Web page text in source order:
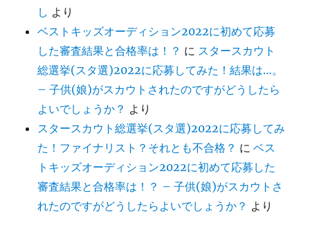
し より
ベストキッズオーディション2022に初めて応募
した審査結果と合格率は！？ に スタースカウト
総選挙(スタ選)2022に応募してみた！結果は…。
– 子供(娘)がスカウトされたのですがどうしたら
よいでしょうか？ より
スタースカウト総選挙(スタ選)2022に応募してみ
た！ファイナリスト？それとも不合格？ にベス
トキッズオーディション2022に初めて応募した
審査結果と合格率は！？ – 子供(娘)がスカウトさ
れたのですがどうしたらよいでしょうか？ より